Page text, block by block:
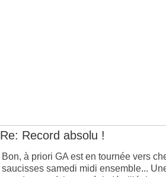
Re: Record absolu !
Bon, à priori GA est en tournée vers
saucisses samedi midi ensemble...